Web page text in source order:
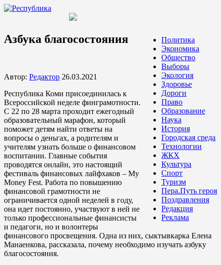
Политика
Экономика
Общество
Выборы
Экология
Здоровье
Дороги
Право
Образование
Наука
История
Городская среда
Технологии
ЖКХ
Культура
Спорт
Туризм
Пера.Путь героя
Поздравления
Редакция
Реклама
Азбука благосостояния
Автор: Редактор 26.03.2021
Республика Коми присоединилась к
Всероссийской неделе финграмотности.
С 22 по 28 марта проходит ежегодный
образовательный марафон, который
поможет детям найти ответы на
вопросы о деньгах, а родителям и
учителям узнать больше о финансовом
воспитании. Главные события
проводятся онлайн, это настоящий
фестиваль финансовых лайфхаков – My
Money Fest. Работа по повышению
финансовой грамотности не
ограничивается одной неделей в году,
она идет постоянно, участвуют в ней не
только профессиональные финансисты
и педагоги, но и волонтеры
финансового просвещения. Одна из них, сыктывкарка Елена
Манаенкова, рассказала, почему необходимо изучать азбуку
благосостояния.